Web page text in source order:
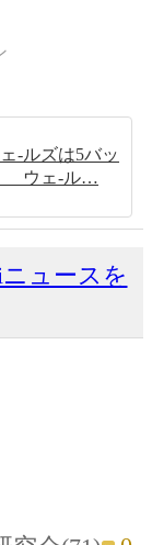
-ルズは5バッ
ウェ-ル…
ュースを